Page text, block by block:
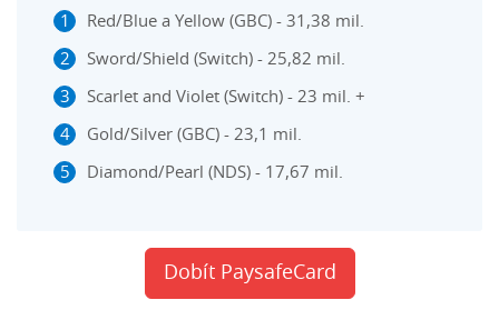
Red/Blue a Yellow (GBC) - 31,38 mil.
Sword/Shield (Switch) - 25,82 mil.
Scarlet and Violet (Switch) - 23 mil. +
Gold/Silver (GBC) - 23,1 mil.
Diamond/Pearl (NDS) - 17,67 mil.
Dobít PaysafeCard